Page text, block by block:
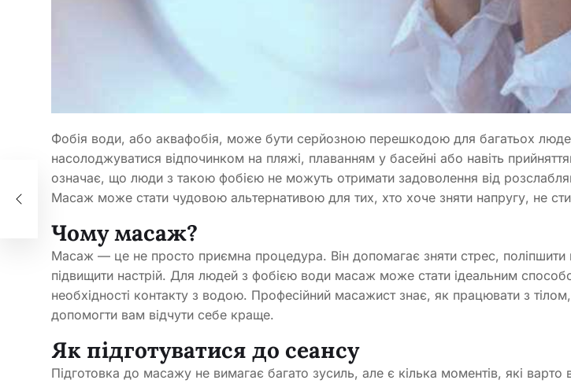
Фобія води, або аквафобія, може бути серйозною перешкодою для багатьох
насолоджуватися відпочинком на пляжі, плаванням у басейні або навіть
означає, що люди з такою фобією не можуть отримати задоволення від
Масаж може стати чудовою альтернативою для тих, хто хоче зняти напругу, не
Чому масаж?
Масаж — це не просто приємна процедура. Він допомагає зняти стрес, поліпшити
підвищити настрій. Для людей з фобією води масаж може стати ідеальним
необхідності контакту з водою. Професійний масажист знає, як працювати з
допомогти вам відчути себе краще.
Як підготуватися до сеансу
Підготовка до масажу не вимагає багато зусиль, але є кілька моментів, які варто